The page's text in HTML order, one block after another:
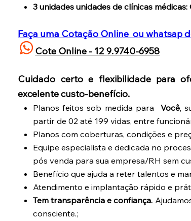
3 unidades unidades de clínicas
Faça uma Cotação Online ou whatsap
Cote Online - 12 9.9740-6958
Cuidado certo e flexibilidade para
excelente custo-benefício.
Planos feitos sob medida para Você,
partir de 02 até 199 vidas, entre
Planos com coberturas, condições e
Equipe especialista e dedicada no
pós venda para sua empresa/RH sem
Benefício que ajuda a reter talentos e
Atendimento e implantação rápido e
Tem transparência e confiança.
consciente.;